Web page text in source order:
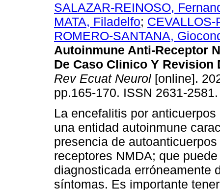
SALAZAR-REINOSO,
MATA, Filadelfo;
ROMERO-SANTANA,
Autoinmune Anti-Receptor
De Caso Clinico Y Revision
Rev Ecuat Neurol [online].
pp.165-170. ISSN 2631-2581.
La encefalitis por
una entidad autoinmune
presencia de
receptores NMDA; que
diagnosticada erróneamente
síntomas. Es importante